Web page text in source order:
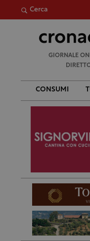
Cerca
GIORNALE
CONSUMI